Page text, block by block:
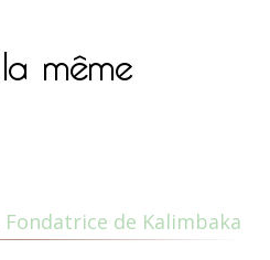
même
de Kalimbaka